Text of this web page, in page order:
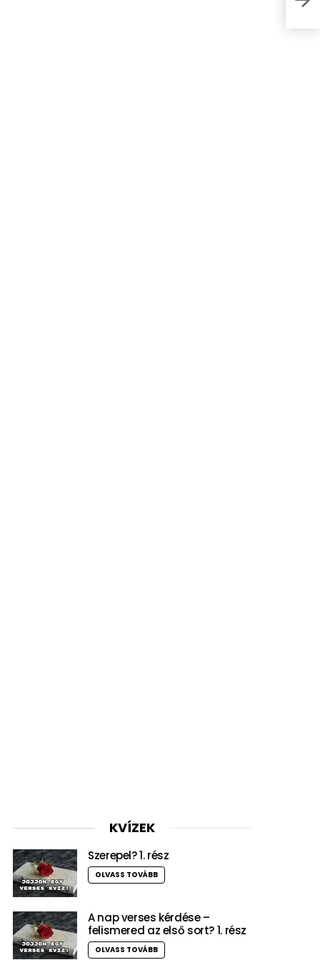
KVÍZEK
Szerepel? 1. rész
OLVASS TOVÁBB
A nap verses kérdése –
felismered az első sort? 1. rész
OLVASS TOVÁBB